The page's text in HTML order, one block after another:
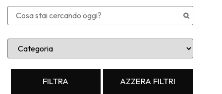
FILTRA AZZERA FILTRI